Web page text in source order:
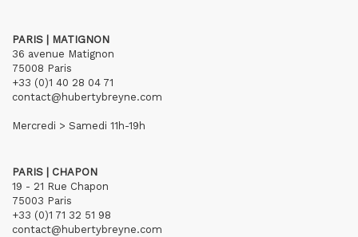
PARIS | MATIGNON
36 avenue Matignon
75008 Paris
+33 (0)1 40 28 04 71
contact@hubertybreyne.com
Mercredi > Samedi 11h-19h
PARIS | CHAPON
19 - 21 Rue Chapon
75003 Paris
+33 (0)1 71 32 51 98
contact@hubertybreyne.com